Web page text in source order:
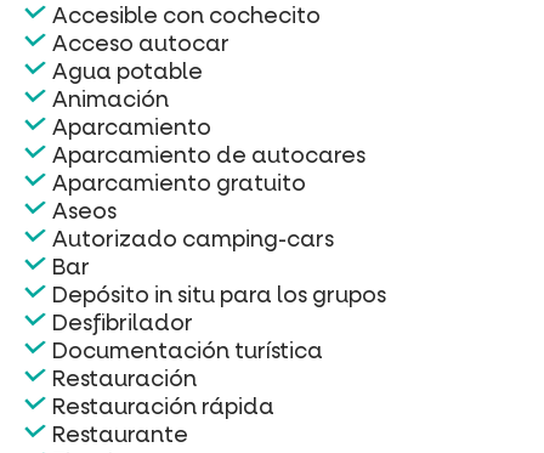
Accesible con cochecito
Acceso autocar
Agua potable
Animación
Aparcamiento
Aparcamiento de autocares
Aparcamiento gratuito
Aseos
Autorizado camping-cars
Bar
Depósito in situ para los grupos
Desfibrilador
Documentación turística
Restauración
Restauración rápida
Restaurante